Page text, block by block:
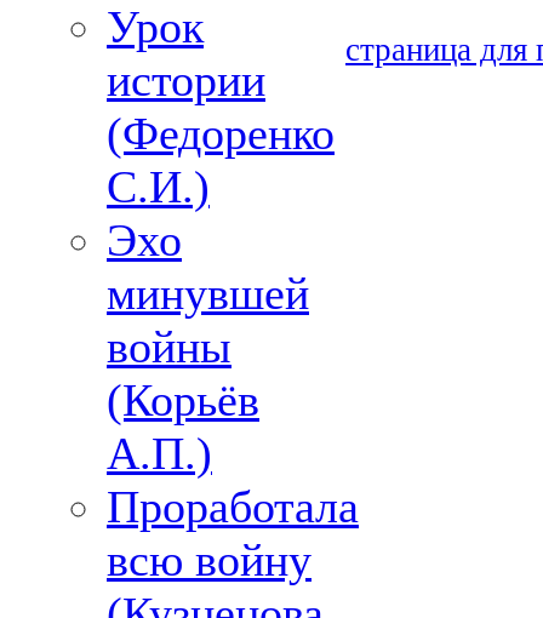
Урок
истории
(Федоренко
С.И.)
Эхо
минувшей
войны
(Корьёв
А.П.)
Проработала
всю войну
страница для